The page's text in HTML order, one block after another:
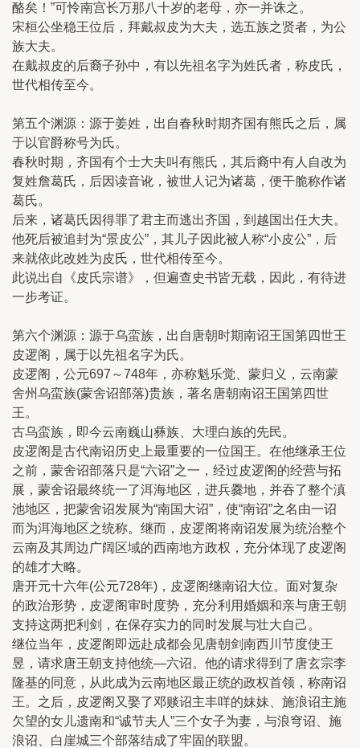
酪矣！”可怜南宫长万那八十岁的老母，亦一并诛之。
宋桓公坐稳王位后，拜戴叔皮为大夫，选五族之贤者，为公
族大夫。
在戴叔皮的后裔子孙中，有以先祖名字为姓氏者，称皮氏，
世代相传至今。
第五个渊源：源于姜姓，出自春秋时期齐国有熊氏之后，属
于以官爵称号为氏。
春秋时期，齐国有个士大夫叫有熊氏，其后裔中有人自改为
复姓詹葛氏，后因读音讹，被世人记为诸葛，便干脆称作诸
葛氏。
后来，诸葛氏因得罪了君主而逃出齐国，到越国出任大夫。
他死后被追封为“景皮公”，其儿子因此被人称“小皮公”，后
来就依此改姓为皮氏，世代相传至今。
此说出自《皮氏宗谱》，但遍查史书皆无载，因此，有待进
一步考证。
第六个渊源：源于乌蛮族，出自唐朝时期南诏王国第四世王
皮逻阁，属于以先祖名字为氏。
皮逻阁，公元697～748年，亦称魁乐觉、蒙归义，云南蒙
舍州乌蛮族(蒙舍诏部落)贵族，著名唐朝南诏王国第四世
王。
古乌蛮族，即今云南巍山彝族、大理白族的先民。
皮逻阁是古代南诏历史上最重要的一位国王。在他继承王位
之前，蒙舍诏部落只是“六诏”之一，经过皮逻阁的经营与拓
展，蒙舍诏最终统一了洱海地区，进兵爨地，并吞了整个滇
池地区，把蒙舍诏发展为“南国大诏”，使“南诏”之名由一诏
而为洱海地区之统称。继而，皮逻阁将南诏发展为统治整个
云南及其周边广阔区域的西南地方政权，充分体现了皮逻阁
的雄才大略。
唐开元十六年(公元728年)，皮逻阁继南诏大位。面对复杂
的政治形势，皮逻阁审时度势，充分利用婚姻和亲与唐王朝
支持这两把利剑，在保存实力的同时发展与壮大自己。
继位当年，皮逻阁即远赴成都会见唐朝剑南西川节度使王
昱，请求唐王朝支持他统—六诏。他的请求得到了唐玄宗李
隆基的同意，从此成为云南地区最正统的政权首领，称南诏
王。之后，皮逻阁又娶了邓赕诏主丰咩的妹妹、施浪诏主施
欠望的女儿遗南和“诚节夫人”三个女子为妻，与浪穹诏、施
浪诏、白崖城三个部落结成了牢固的联盟。